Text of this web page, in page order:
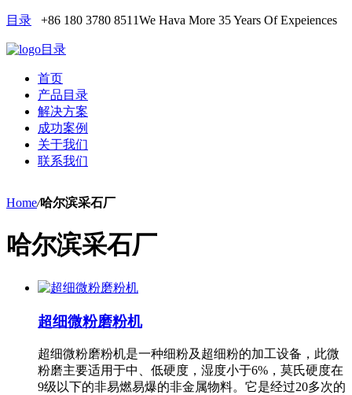
目录 +86 180 3780 8511We Hava More 35 Years Of Expeiences
目录
首页
产品目录
解决方案
成功案例
关于我们
联系我们
Home/哈尔滨采石厂
哈尔滨采石厂
超细微粉磨粉机
超细微粉磨粉机是一种细粉及超细粉的加工设备，此微
粉磨主要适用于中、低硬度，湿度小于6%，莫氏硬度在
9级以下的非易燃易爆的非金属物料。它是经过20多次的